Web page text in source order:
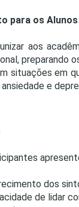
para os Alunos
aos
preparando
situações em
e
dos
de lidar